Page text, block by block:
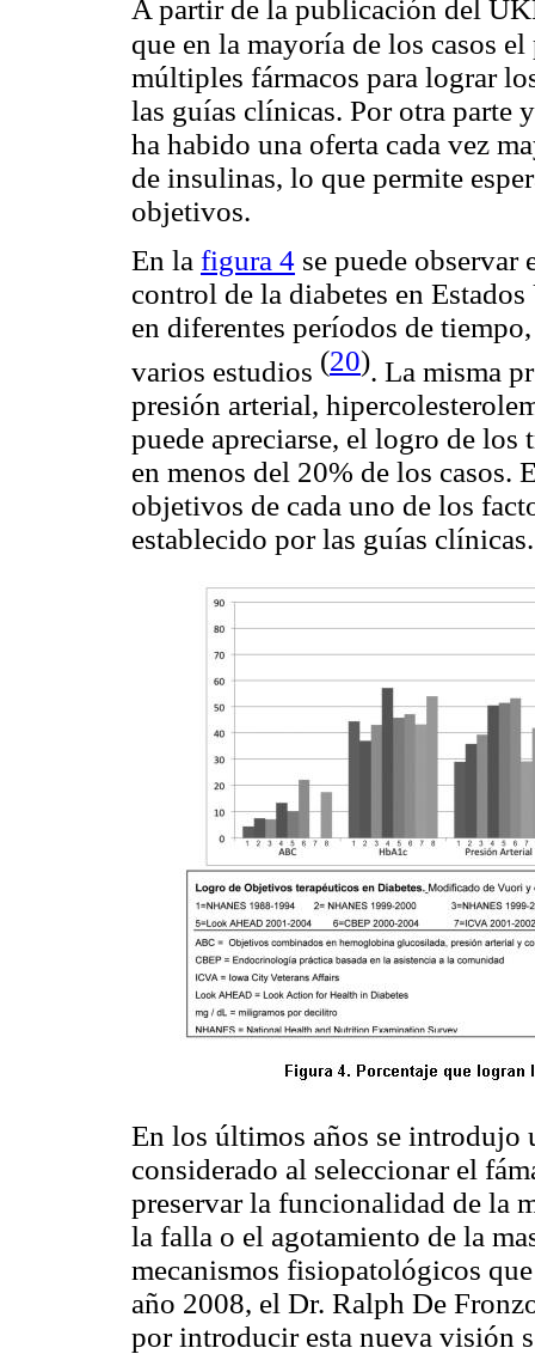
A partir de la publicación del
que en la mayoría de los casos
múltiples fármacos para lograr
las guías clínicas. Por otra parte
ha habido una oferta cada vez
de insulinas, lo que permite
objetivos.
En la figura 4 se puede
control de la diabetes en
en diferentes períodos de
varios estudios (20). La misma
presión arterial,
puede apreciarse, el logro de
en menos del 20% de los casos.
objetivos de cada uno de los
establecido por las guías
En los últimos años se introdujo
considerado al seleccionar el
preservar la funcionalidad de la
la falla o el agotamiento de la
mecanismos fisiopatológicos
año 2008, el Dr. Ralph De
por introducir esta nueva visión